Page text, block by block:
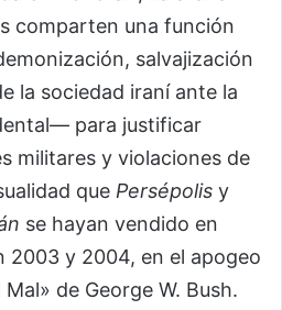
comparten una función
salvajización
la sociedad iraní ante la
para justificar
militares y violaciones de
que Persépolis y
se hayan vendido en
2003 y 2004, en el apogeo
de George W. Bush.